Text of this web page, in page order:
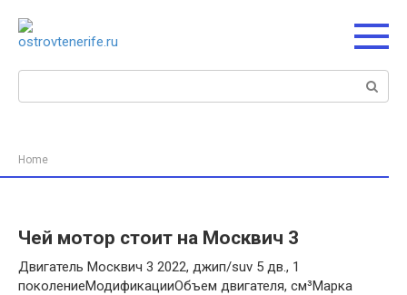
контенту
Поиск:
Home
Чей мотор стоит на Москвич 3
Двигатель Москвич 3 2022, джип/suv 5 дв., 1
поколениеМодификацииОбъем двигателя, см³Марка